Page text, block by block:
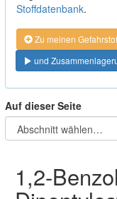
Stoffdatenbank.
Zu meinen
und
Auf dieser Seite
1,2-